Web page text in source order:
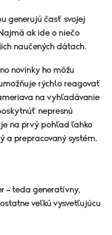
generujú časť svojej
ak ide o niečo
naučených dátach.
novinky ho môžu
rýchlo reagovať
na vyhľadávanie
nepresnú
na prvý pohľad ľahko
a prepracovaný systém.
– teda generatívny,
veľkú vysvetľujúcu